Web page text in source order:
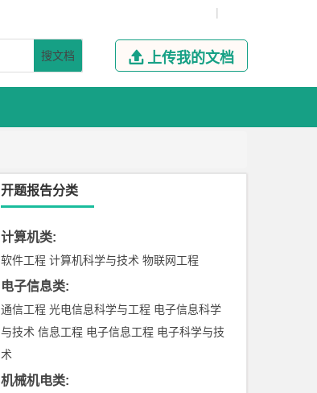
|
搜文档  上传我的文档
开题报告分类
计算机类:
软件工程 计算机科学与技术 物联网工程
电子信息类:
通信工程 光电信息科学与工程 电子信息科学
与技术 信息工程 电子信息工程 电子科学与技
术
机械机电类: